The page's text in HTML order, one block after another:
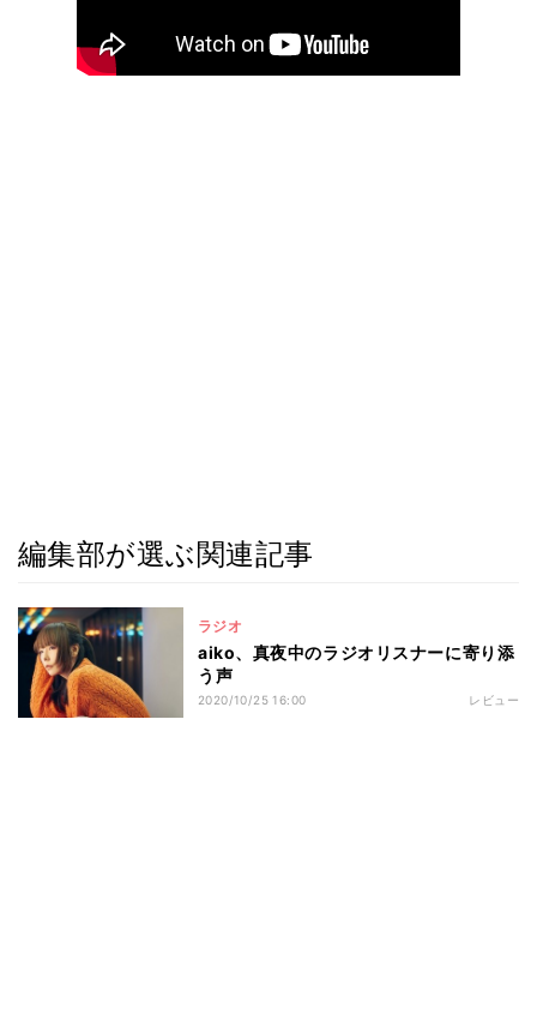
編集部が選ぶ関連記事
ラジオ
aiko、真夜中のラジオリスナーに寄り添
う声
2020/10/25 16:00 レビュー